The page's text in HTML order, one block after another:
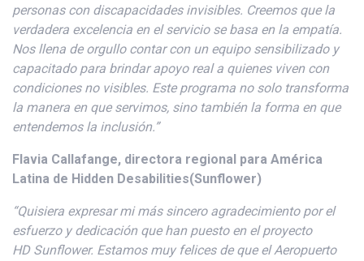
personas con discapacidades invisibles. Creemos que la
verdadera excelencia en el servicio se basa en la empatía.
Nos llena de orgullo contar con un equipo sensibilizado y
capacitado para brindar apoyo real a quienes viven con
condiciones no visibles. Este programa no solo transforma
la manera en que servimos, sino también la forma en que
entendemos la inclusión.”
Flavia Callafange, directora regional para América
Latina de Hidden Desabilities(Sunflower)
“Quisiera expresar mi más sincero agradecimiento por el
esfuerzo y dedicación que han puesto en el proyecto
HD Sunflower. Estamos muy felices de que el Aeropuerto